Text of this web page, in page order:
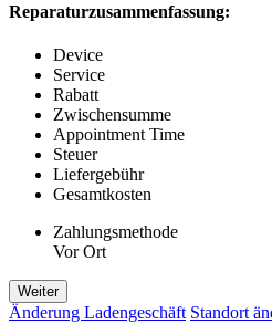
Reparaturzusammenfassung:
Device
Service
Rabatt
Zwischensumme
Appointment Time
Steuer
Liefergebühr
Gesamtkosten
Zahlungsmethode
Vor Ort
Weiter
Änderung Ladengeschäft Standort